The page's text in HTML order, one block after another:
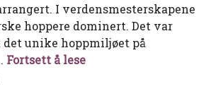
I verdensmesterskapene
hoppere dominert. Det var
unike hoppmiljøet på
Fortsett å leseSkihopperne fra